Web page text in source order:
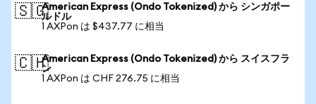
🇸🇬American Express (Ondo Tokenized) から シンガポー
ルドル
1 AXPon は $437.77 に相当
🇨🇭American Express (Ondo Tokenized) から スイスフラ
ン
1 AXPon は CHF 276.75 に相当